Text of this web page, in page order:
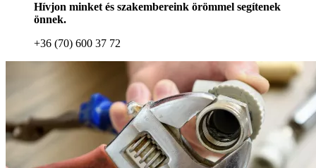
Hívjon minket és szakembereink örömmel segítenek
önnek.
+36 (70) 600 37 72